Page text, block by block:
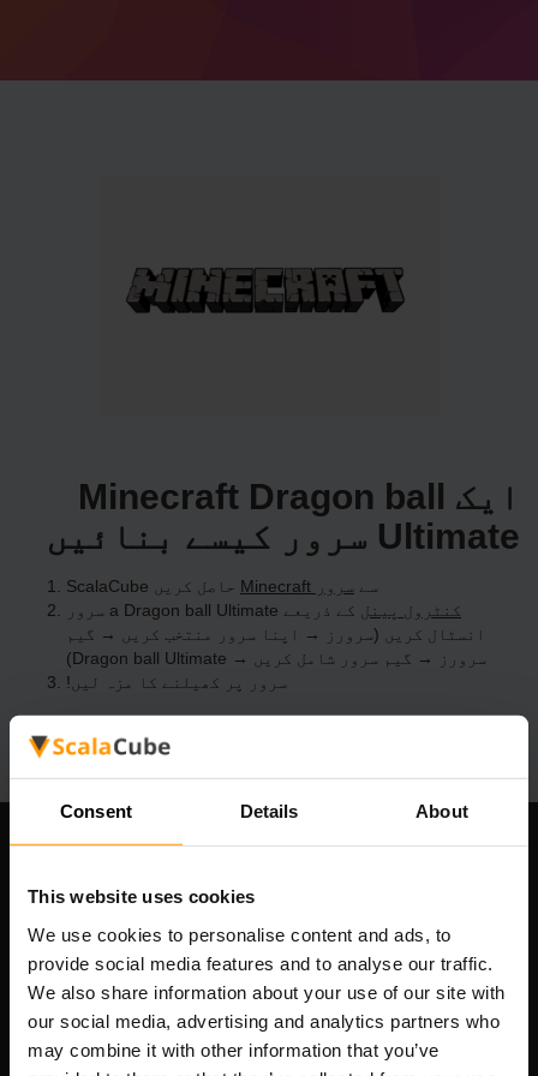
Consent Details About
This website uses cookies
We use cookies to personalise content and ads, to
provide social media features and to analyse our traffic.
We also share information about your use of our site with
our social media, advertising and analytics partners who
may combine it with other information that you’ve
ایک Minecraft Dragon ball
Ultimate سرور کیسے بنائیں
ScalaCube سے Minecraft سرور
حاصل کریں
کنٹرول پینل
کے ذریعے a Dragon ball Ultimate سرور
انسٹال کریں (سرورز → اپنا سرور منتخب کریں → گیم
سرورز → گیم سرور شامل کریں → Dragon ball Ultimate)
سرور پر کھیلنے کا مزہ لیں!
Scalable Hosting Solutions OÜ
رجسٹریشن کوڈ: 14652605
VAT نمبر: EE102133820
پتہ: Harju maakond, Tallinn, Kesklinna linnaosa,